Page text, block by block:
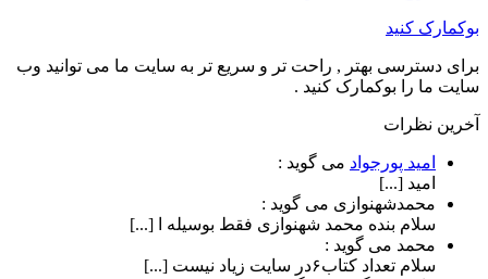
بوکمارک کنید
برای دسترسی بهتر , راحت تر و سریع تر به سایت ما می توانید وب
سایت ما را بوکمارک کنید .
آخرین نظرات
امید پورجواد می گوید :
امید [...]
محمدشهنوازی می گوید :
سلام بنده محمد شهنوازی فقط بوسیله ا [...]
محمد می گوید :
سلام تعداد کتاب۶در سایت زیاد نیست [...]